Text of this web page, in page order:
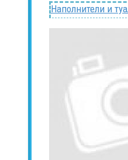
Наполнители и